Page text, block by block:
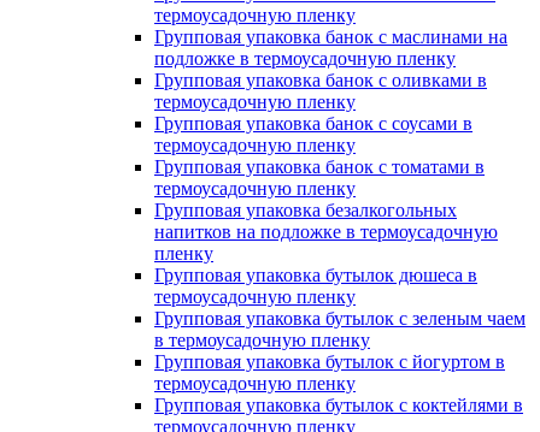
термоусадочную пленку
Групповая упаковка банок с маслинами на
подложке в термоусадочную пленку
Групповая упаковка банок с оливками в
термоусадочную пленку
Групповая упаковка банок с соусами в
термоусадочную пленку
Групповая упаковка банок с томатами в
термоусадочную пленку
Групповая упаковка безалкогольных
напитков на подложке в термоусадочную
пленку
Групповая упаковка бутылок дюшеса в
термоусадочную пленку
Групповая упаковка бутылок с зеленым чаем
в термоусадочную пленку
Групповая упаковка бутылок с йогуртом в
термоусадочную пленку
Групповая упаковка бутылок с коктейлями в
термоусадочную пленку